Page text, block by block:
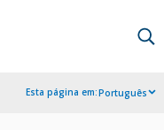
Esta página em:Português